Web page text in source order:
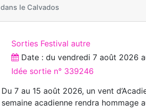
dans le Calvados
Sorties Festival autre
Date : duvendredi 7 août 2026
Idée sortie n° 339246
Du 7 au 15 août 2026, un vent
semaine acadienne rendra hommage